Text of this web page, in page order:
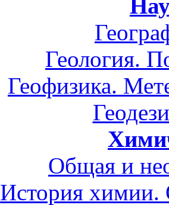
Геология.
Геофизика.
Общая и
История